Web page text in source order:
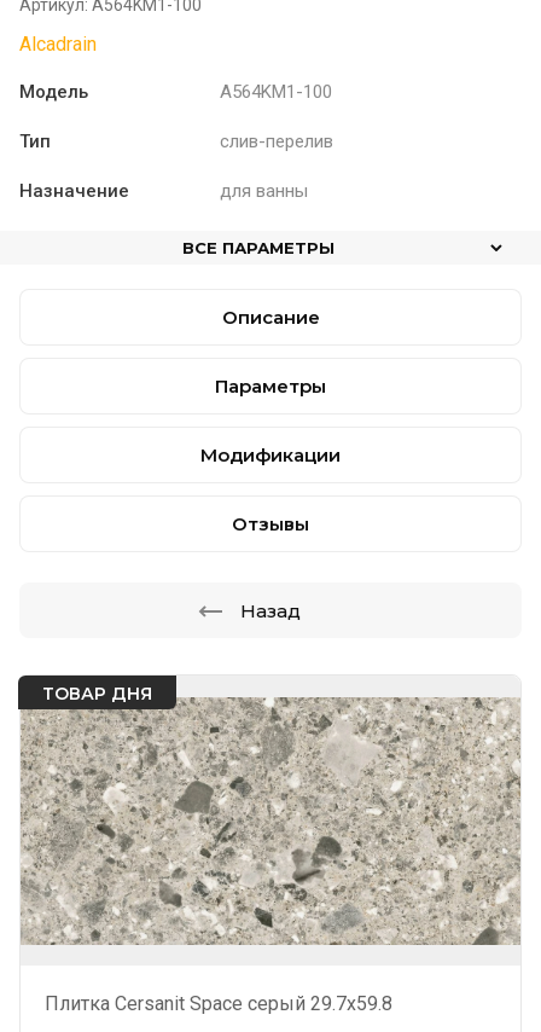
ТОВАР ДНЯ
Плитка Cersanit Space серый 29.7x59.8
Артикул: A564KM1-100
Alcadrain
Модель A564KM1-100
Тип слив-перелив
Назначение для ванны
ВСЕ ПАРАМЕТРЫ
Описание
Параметры
Модификации
Отзывы
Назад